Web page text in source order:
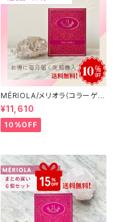
MÉRIOLA/メリオラ（コラーゲン
サポート）定期便（6か月コース）
【送料無料】
¥11,610
10%OFF